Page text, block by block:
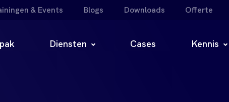
& Events Blogs Downloads Offerte
Diensten Cases Kennis